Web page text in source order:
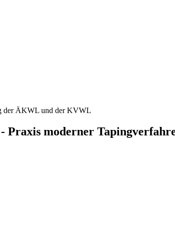
der ÄKWL und der KVWL
Praxis moderner